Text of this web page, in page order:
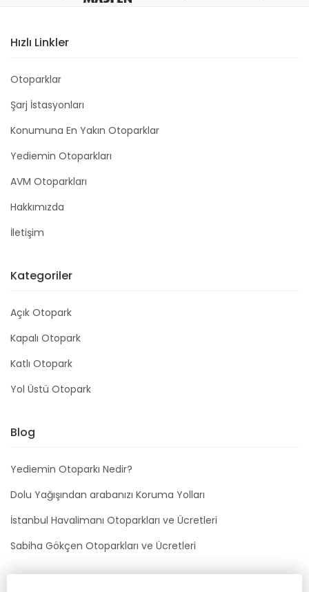
Hızlı Linkler
Otoparklar
Şarj İstasyonları
Konumuna En Yakın Otoparklar
Yediemin Otoparkları
AVM Otoparkları
Hakkımızda
İletişim
Kategoriler
Açık Otopark
Kapalı Otopark
Katlı Otopark
Yol Üstü Otopark
Blog
Yediemin Otoparkı Nedir?
Dolu Yağışından arabanızı Koruma Yolları
İstanbul Havalimanı Otoparkları ve Ücretleri
Sabiha Gökçen Otoparkları ve Ücretleri